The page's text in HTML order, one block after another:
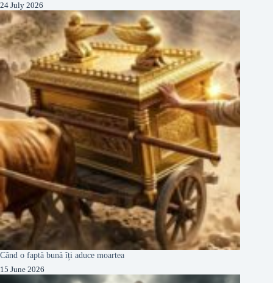
24 July 2026
Când o faptă bună îți aduce moartea
15 June 2026